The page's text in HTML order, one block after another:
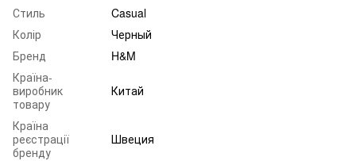
Стиль
Casual
Колір
Черный
Бренд
H&M
Країна-
виробник
товару
Китай
Країна
реєстрації
бренду
Швеция